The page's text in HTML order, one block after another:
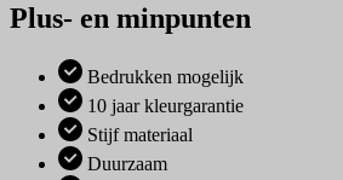
Plus- en minpunten
Bedrukken mogelijk
10 jaar kleurgarantie
Stijf materiaal
Duurzaam